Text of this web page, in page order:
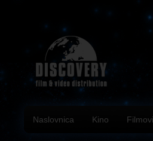
Naslovnica Kino Filmovi